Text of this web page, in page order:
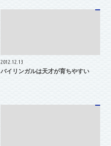
2012.12.13
バイリンガルは天才が育ちやすい